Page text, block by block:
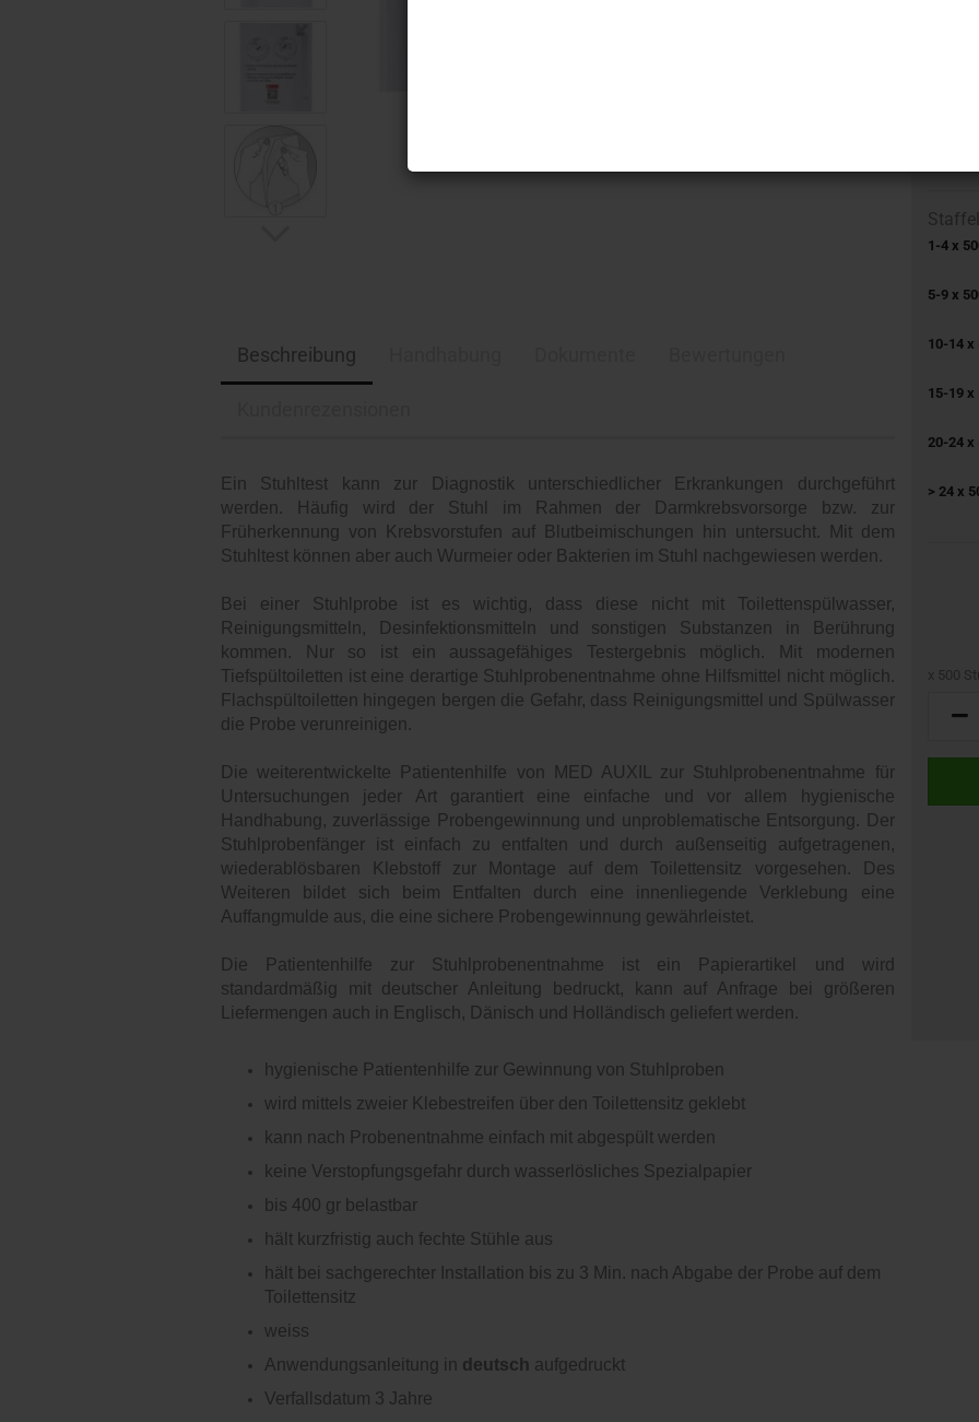
1-4 x
5-9 x
10-14 x
15-19 x
20-24 x
> 24 x
x 500
Stück
Beschreibung
Ein Stuhltest kann zur Diagnostik unterschiedlicher Erkrankungen durchgeführt
werden. Häufig wird der Stuhl im Rahmen der Darmkrebsvorsorge bzw. zur
Früherkennung von Krebsvorstufen auf Blutbeimischungen hin untersucht. Mit dem
Stuhltest können aber auch Wurmeier oder Bakterien im Stuhl nachgewiesen werden.
Bei einer Stuhlprobe ist es wichtig, dass diese nicht mit Toilettenspülwasser,
Reinigungsmitteln, Desinfektionsmitteln und sonstigen Substanzen in Berührung
kommen. Nur so ist ein aussagefähiges Testergebnis möglich. Mit modernen
Tiefspültoiletten ist eine derartige Stuhlprobenentnahme ohne Hilfsmittel nicht möglich.
Flachspültoiletten hingegen bergen die Gefahr, dass Reinigungsmittel und Spülwasser
die Probe verunreinigen.
Die weiterentwickelte Patientenhilfe von MED AUXIL zur Stuhlprobenentnahme für
Untersuchungen jeder Art garantiert eine einfache und vor allem hygienische
Handhabung, zuverlässige Probengewinnung und unproblematische Entsorgung. Der
Stuhlprobenfänger ist einfach zu entfalten und durch außenseitig aufgetragenen,
wiederablösbaren Klebstoff zur Montage auf dem Toilettensitz vorgesehen. Des
Weiteren bildet sich beim Entfalten durch eine innenliegende Verklebung eine
Auffangmulde aus, die eine sichere Probengewinnung gewährleistet.
Die Patientenhilfe zur Stuhlprobenentnahme ist ein Papierartikel und wird
standardmäßig mit deutscher Anleitung bedruckt, kann auf Anfrage bei größeren
Liefermengen auch in Englisch, Dänisch und Holländisch geliefert werden.
hygienische Patientenhilfe zur Gewinnung von Stuhlproben
wird mittels zweier Klebestreifen über den Toilettensitz geklebt
kann nach Probenentnahme einfach mit abgespült werden
keine Verstopfungsgefahr durch wasserlösliches Spezialpapier
bis 400 gr belastbar
hält kurzfristig auch fechte Stühle aus
hält bei sachgerechter Installation bis zu 3 Min. nach Abgabe der Probe auf dem
Toilettensitz
weiss
Anwendungsanleitung in deutsch aufgedruckt
Verfallsdatum 3 Jahre